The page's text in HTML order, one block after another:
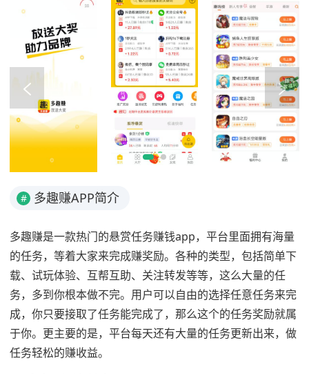
# 多趣赚APP简介
多趣赚是一款热门的悬赏任务赚钱app，平台里面拥有海量
的任务，等着大家来完成赚奖励。各种的类型，包括简单下
载、试玩体验、互帮互助、关注转发等等，这么大量的任
务，多到你根本做不完。用户可以自由的选择任意任务来完
成，你只要接取了任务能完成了，那么这个的任务奖励就属
于你。更主要的是，平台每天还有大量的任务更新出来，做
任务轻松的赚收益。